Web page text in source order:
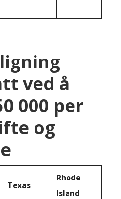
ved å
000 per
og
Texas
Rhode
Island